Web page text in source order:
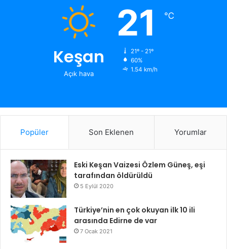
Keşan
Açık hava
21 ℃
21º - 21º
60%
1.54 km/h
Popüler Son Eklenen Yorumlar
Eski Keşan Vaizesi Özlem Güneş, eşi
tarafından öldürüldü
5 Eylül 2020
Türkiye’nin en çok okuyan ilk 10 ili
arasında Edirne de var
7 Ocak 2021